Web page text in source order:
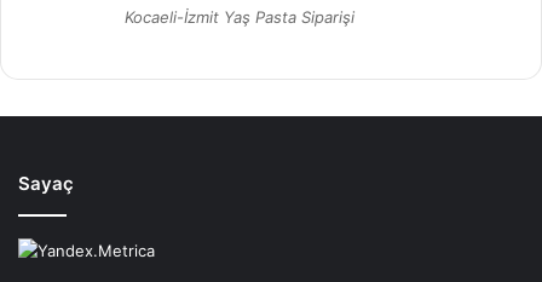
Kocaeli-İzmit Yaş Pasta Siparişi
Sayaç